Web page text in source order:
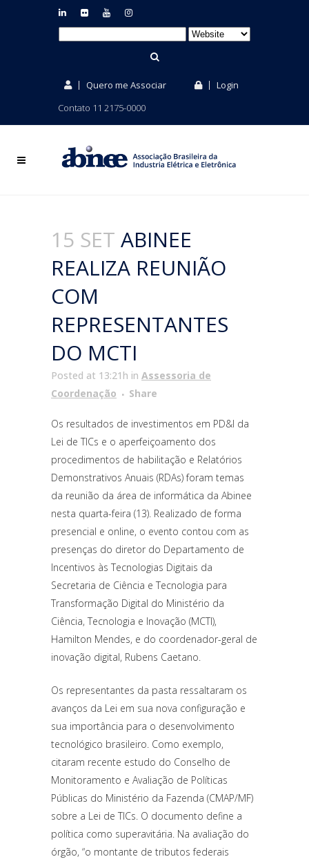
Quero me Associar
Login
Contato 11 2175-0000
15 SET ABINEE
REALIZA REUNIÃO
COM
REPRESENTANTES
DO MCTI
Posted at 13:21h in Assessoria de
Coordenação
Share
Os resultados de investimentos em PD&I da
Lei de TICs e o aperfeiçoamento dos
procedimentos de habilitação e Relatórios
Demonstrativos Anuais (RDAs) foram temas
da reunião da área de informática da Abinee
nesta quarta-feira (13). Realizado de forma
presencial e online, o evento contou com as
presenças do diretor do Departamento de
Incentivos às Tecnologias Digitais da
Secretaria de Ciência e Tecnologia para
Transformação Digital do Ministério da
Ciência, Tecnologia e Inovação (MCTI),
Hamilton Mendes, e do coordenador-geral de
inovação digital, Rubens Caetano.
Os representantes da pasta ressaltaram os
avanços da Lei em sua nova configuração e
sua importância para o desenvolvimento
tecnológico brasileiro. Como exemplo,
citaram recente estudo do Conselho de
Monitoramento e Avaliação de Políticas
Públicas do Ministério da Fazenda (CMAP/MF)
sobre a Lei de TICs. O documento define a
política como superavitária. Na avaliação do
órgão, “o montante de tributos federais